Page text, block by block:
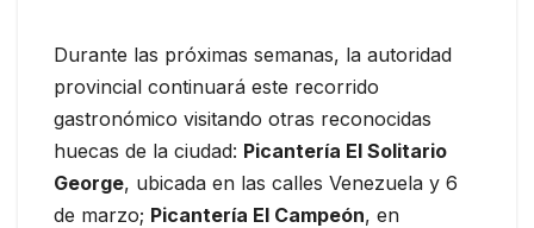
Durante las próximas semanas, la autoridad
provincial continuará este recorrido
gastronómico visitando otras reconocidas
huecas de la ciudad: Picantería El Solitario
George, ubicada en las calles Venezuela y 6
de marzo; Picantería El Campeón, en